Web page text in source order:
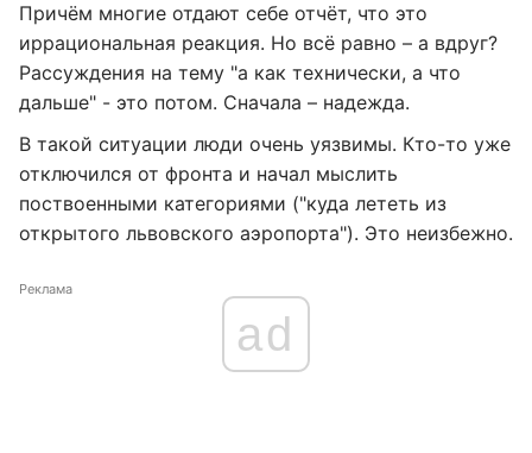
Причём многие отдают себе отчёт, что это
иррациональная реакция. Но всё равно – а вдруг?
Рассуждения на тему "а как технически, а что
дальше" - это потом. Сначала – надежда.
В такой ситуации люди очень уязвимы. Кто-то уже
отключился от фронта и начал мыслить
поствоенными категориями ("куда лететь из
открытого львовского аэропорта"). Это неизбежно.
Реклама
ad